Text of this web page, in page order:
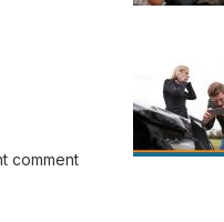
comment